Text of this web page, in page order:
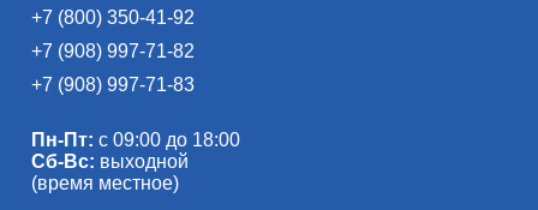
+7 (800) 350-41-92
+7 (908) 997-71-82
+7 (908) 997-71-83
Пн-Пт: с 09:00 до 18:00
Сб-Вс: выходной
(время местное)